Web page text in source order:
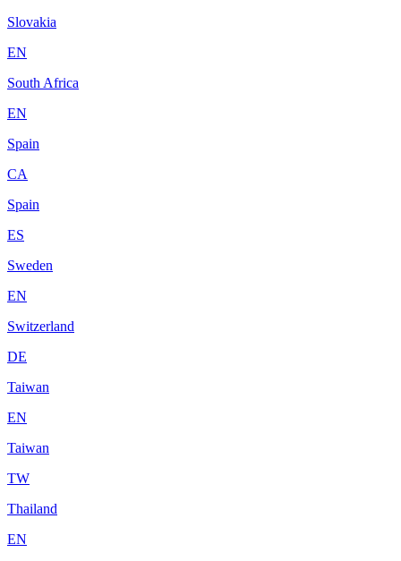
Slovakia
EN
South Africa
EN
Spain
CA
Spain
ES
Sweden
EN
Switzerland
DE
Taiwan
EN
Taiwan
TW
Thailand
EN